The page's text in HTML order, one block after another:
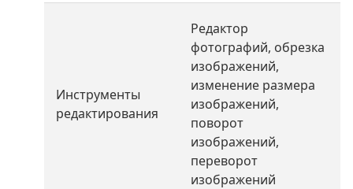
Инструменты
редактирования
Редактор
фотографий, обрезка
изображений,
изменение размера
изображений,
поворот
изображений,
переворот
изображений